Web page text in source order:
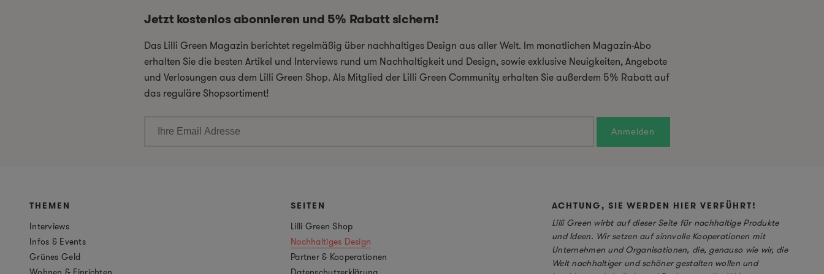
Jetzt kostenlos abonnieren und 5% Rabatt sichern!
Das Lilli Green Magazin berichtet regelmäßig über nachhaltiges Design aus aller Welt. Im monatlichen Magazin-Abo
erhalten Sie die besten Artikel und Interviews rund um Nachhaltigkeit und Design, sowie exklusive Neuigkeiten, Angebote
und Verlosungen aus dem Lilli Green Shop. Als Mitglied der Lilli Green Community erhalten Sie außerdem 5% Rabatt auf
das reguläre Shopsortiment!
THEMEN
Interviews
Infos & Events
Grünes Geld
SEITEN
Lilli Green Shop
Nachhaltiges Design
Partner & Kooperationen
ACHTUNG, SIE WERDEN HIER VERFÜHRT!
Lilli Green wirbt auf dieser Seite für nachhaltige Produkte
und Ideen. Wir setzen auf sinnvolle Kooperationen mit
Unternehmen und Organisationen, die, genauso wie wir, die
Welt nachhaltiger und schöner gestalten wollen und